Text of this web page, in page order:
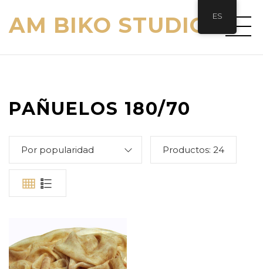
AM BIKO STUDIO
PAÑUELOS 180/70
Por popularidad Productos: 24
ES